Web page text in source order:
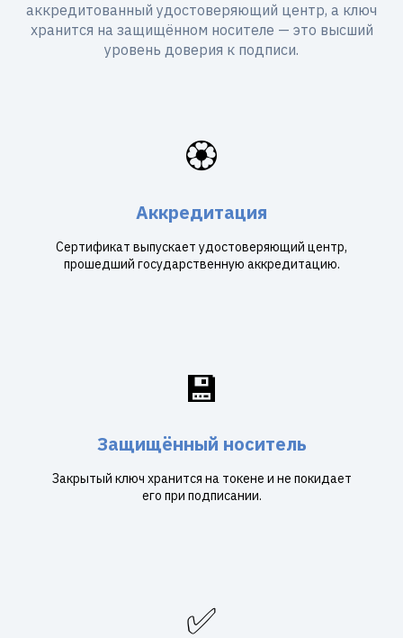
аккредитованный удостоверяющий центр, а ключ
хранится на защищённом носителе — это высший
уровень доверия к подписи.
🏵️
Аккредитация
Сертификат выпускает удостоверяющий центр,
прошедший государственную аккредитацию.
💾
Защищённый носитель
Закрытый ключ хранится на токене и не покидает
его при подписании.
✅